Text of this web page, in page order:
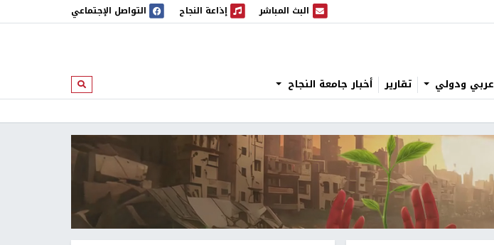
البث المباشر
البث المباشر إذاعة النجاح
إذاعة النجاح التواصل الإجتماعي
عربي ودولي تقارير أخبار جامعة النجاح ابحث